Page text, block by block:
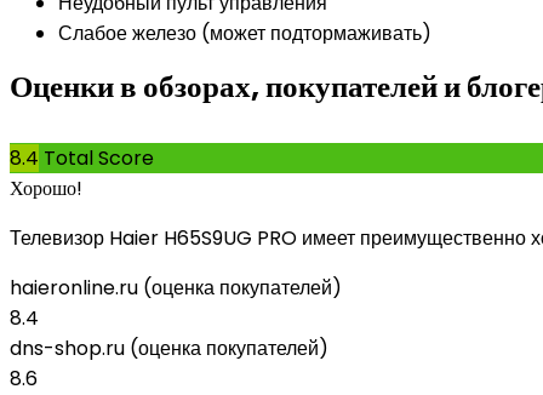
Слабое железо (может подтормаживать)
Оценки в обзорах, покупателей и
8.4 Total Score
Хорошо!
Телевизор Haier H65S9UG PRO имеет преимущественно
haieronline.ru (оценка покупателей)
8.4
dns-shop.ru (оценка покупателей)
8.6